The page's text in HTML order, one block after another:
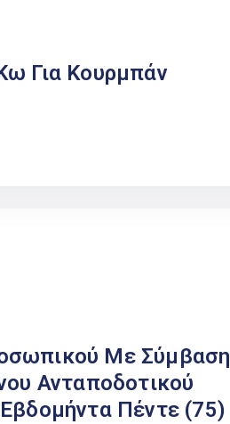
Για Κουρμπάν
Με Σύμβαση
Ανταποδοτικού
Πέντε (75)